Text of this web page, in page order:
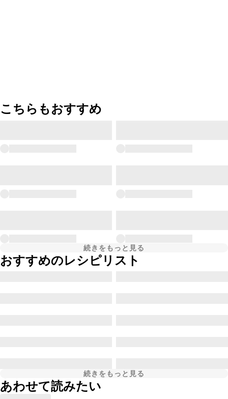
こちらもおすすめ
続きをもっと見る
おすすめのレシピリスト
続きをもっと見る
あわせて読みたい